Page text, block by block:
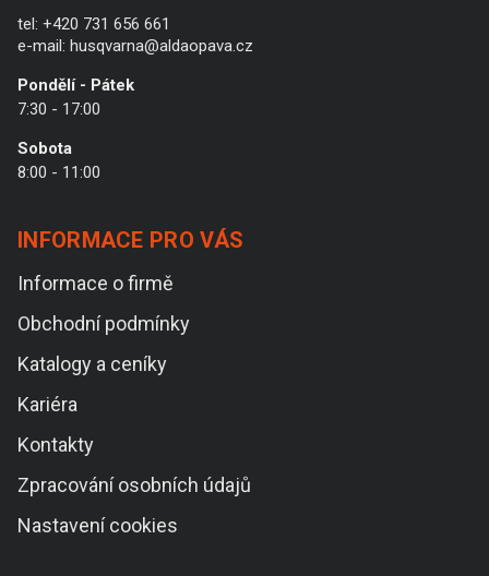
tel: +420 731 656 661
e-mail: husqvarna@aldaopava.cz
Pondělí - Pátek
7:30 - 17:00
Sobota
8:00 - 11:00
INFORMACE PRO VÁS
Informace o firmě
Obchodní podmínky
Katalogy a ceníky
Kariéra
Kontakty
Zpracování osobních údajů
Nastavení cookies